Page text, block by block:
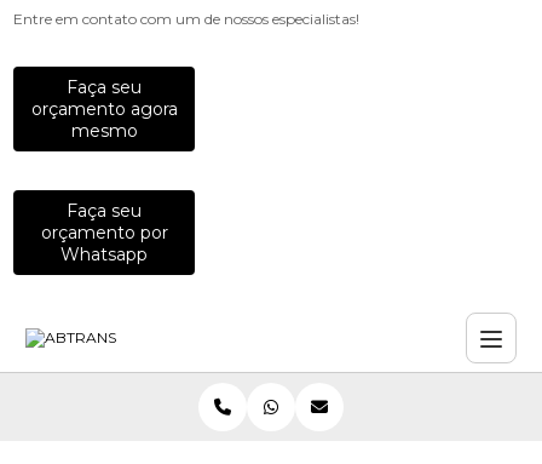
Entre em contato com um de nossos especialistas!
Faça seu
orçamento agora
mesmo
Faça seu
orçamento por
Whatsapp